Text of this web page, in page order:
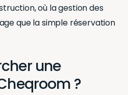
où la gestion des
que la simple réservation
une
?